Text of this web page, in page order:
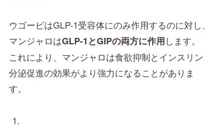
ウゴービはGLP-1受容体にのみ作用するのに対し、
マンジャロはGLP-1とGIPの両方に作用します。
これにより、マンジャロは食欲抑制とインスリン
分泌促進の効果がより強力になることがありま
す。